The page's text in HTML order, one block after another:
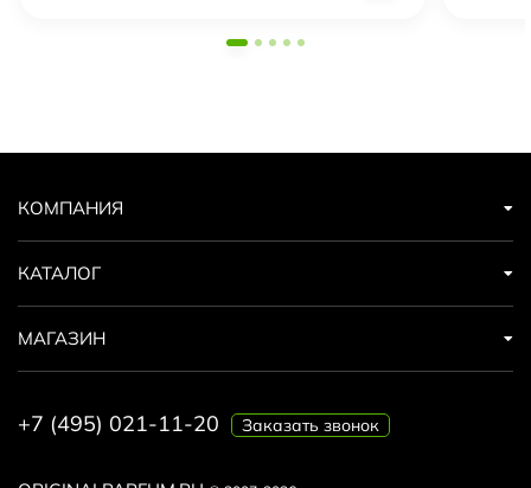
КОМПАНИЯ
КАТАЛОГ
МАГАЗИН
+7 (495) 021-11-20 Заказать звонок